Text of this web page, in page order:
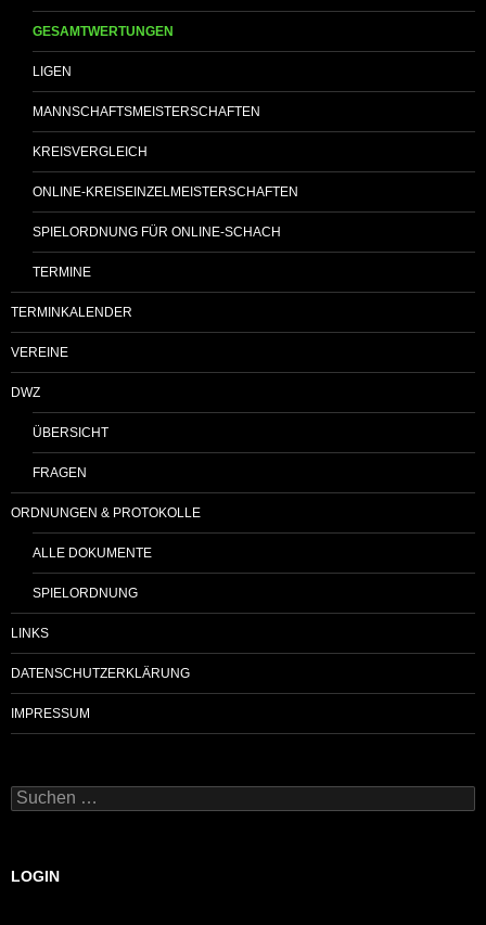
GESAMTWERTUNGEN
LIGEN
MANNSCHAFTSMEISTERSCHAFTEN
KREISVERGLEICH
ONLINE-KREISEINZELMEISTERSCHAFTEN
SPIELORDNUNG FÜR ONLINE-SCHACH
TERMINE
TERMINKALENDER
VEREINE
DWZ
ÜBERSICHT
FRAGEN
ORDNUNGEN & PROTOKOLLE
ALLE DOKUMENTE
SPIELORDNUNG
LINKS
DATENSCHUTZERKLÄRUNG
IMPRESSUM
Suchen
nach:
LOGIN